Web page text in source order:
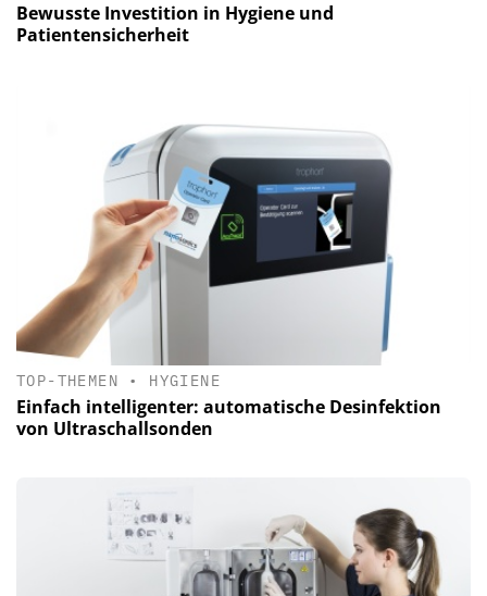
Bewusste Investition in Hygiene und
Patientensicherheit
TOP-THEMEN • HYGIENE
Einfach intelligenter: automatische Desinfektion
von Ultraschallsonden